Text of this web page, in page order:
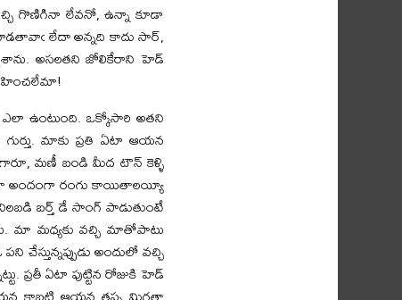
గొణిగినా లేవనో, ఉన్నా కూడా
లేదా అన్నది కాదు సార్‌,
అసలతని జోలికేరాని హెడ్‌
ఉంటుంది. ఒక్కోసారి అతని
మాకు ప్రతి ఏటా ఆయన
మణీ బండి మీద టౌన్‌ కెళ్ళి
అందంగా రంగు కాయితాలయ్యీ
బర్త్‌ డే సాంగ్‌ పాడుతుంటే
మా మధ్యకు వచ్చి మాతోపాటు
అందులో వచ్చి
ప్రతీ ఏటా పుట్టిన రోజుకి హెడ్‌